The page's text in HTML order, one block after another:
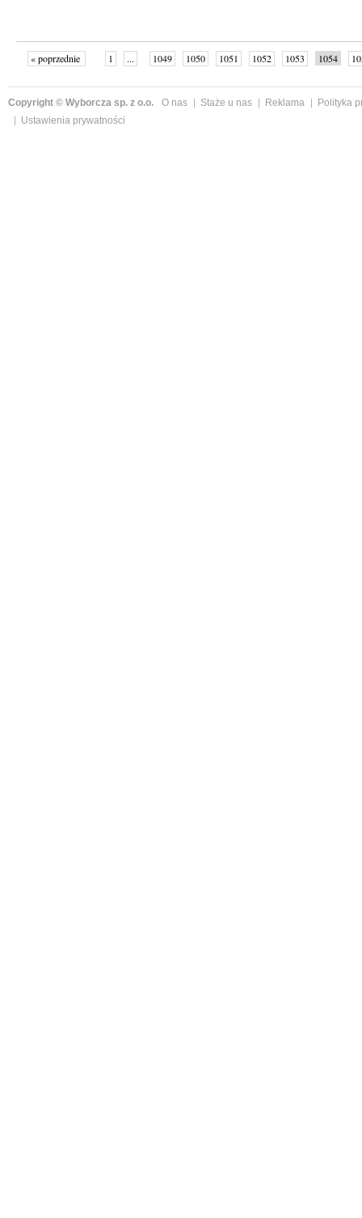
« poprzednie 1 ... 1049 1050 1051 1052 1053 1054
Copyright © Wyborcza sp. z o.o. O nas Staże u nas Reklama
Polityka
Ustawienia prywatności